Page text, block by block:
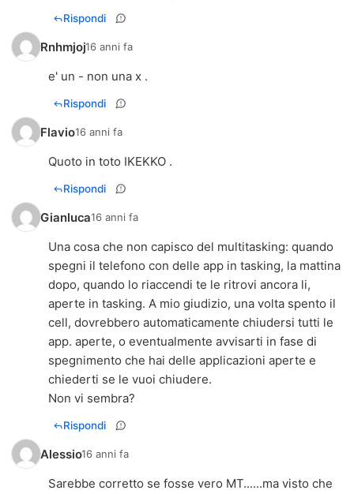
Rispondi
Rnhmjoj16 anni fa
e' un - non una x .
Rispondi
Flavio16 anni fa
Quoto in toto IKEKKO .
Rispondi
Gianluca16 anni fa
Una cosa che non capisco del multitasking: quando
spegni il telefono con delle app in tasking, la mattina
dopo, quando lo riaccendi te le ritrovi ancora li,
aperte in tasking. A mio giudizio, una volta spento il
cell, dovrebbero automaticamente chiudersi tutti le
app. aperte, o eventualmente avvisarti in fase di
spegnimento che hai delle applicazioni aperte e
chiederti se le vuoi chiudere.
Non vi sembra?
Rispondi
Alessio16 anni fa
Sarebbe corretto se fosse vero MT......ma visto che